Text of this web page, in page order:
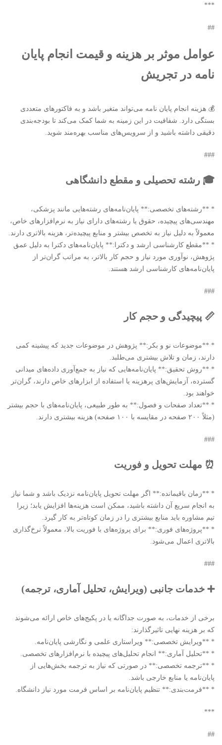
***
##
عوامل موثر بر هزینه و قیمت انجام پایان
نامه در تجریش
💰 هزینه انجام پایان نامه می‌تواند متغیر باشد و به فاکتورهای متعددی
بستگی دارد. شفافیت در این زمینه به شما کمک می‌کند تا بودجه‌بندی
دقیقی داشته باشید و از سرویس‌های مناسب بهره‌مند شوید.
###
🎓 رشته تحصیلی و مقطع دانشگاهی
* **رشته‌های تخصصی:** پایان‌نامه‌های رشته‌هایی مانند پزشکی،
مهندسی‌های پیچیده، حقوق یا رشته‌های دارای نیاز به نرم‌افزارهای خاص،
معمولاً به دلیل نیاز به تخصص بیشتر و منابع پیچیده‌تر، هزینه بالاتری دارند.
* **مقطع کارشناسی ارشد و دکترا:** پایان‌نامه‌های دکترا به دلیل عمق
پژوهش، نوآوری مورد نیاز و حجم کار بالاتر، به مراتب گران‌تر از
پایان‌نامه‌های کارشناسی ارشد هستند.
###
📏 پیچیدگی و حجم کار
* **موضوعات نو و بکر:** پژوهش در موضوعات جدید که پیشینه کمی
دارند، زمان و تلاش بیشتری می‌طلبد.
* **روش تحقیق:** پایان‌نامه‌هایی که نیاز به جمع‌آوری داده‌های میدانی
گسترده، آزمایش‌های پرهزینه یا استفاده از ابزارهای خاص دارند، گران‌تر
خواهند بود.
* **تعداد صفحات و فصول:** به طور طبیعی، پایان‌نامه‌های با حجم بیشتر
(مثلاً ۲۰۰ صفحه در مقایسه با ۱۰۰ صفحه) هزینه بیشتری دارند.
###
⏰ مهلت تحویل و فوریت
* **زمان باقیمانده:** اگر مهلت تحویل پایان‌نامه نزدیک باشد و شما نیاز
به انجام سریع آن داشته باشید، ممکن است هزینه‌ها افزایش یابد؛ زیرا
تیم مشاوره باید منابع بیشتری را در زمان کوتاه‌تر به کار گیرد.
* **پروژه‌های فوری:** برای پروژه‌های با فوریت بالا، معمولاً نرخ‌گذاری
بالاتری اعمال می‌شود.
###
➕ خدمات جانبی (ویرایش، تحلیل آماری، ترجمه)
برخی از خدمات، به صورت جداگانه یا در پکیج‌های خاص ارائه می‌شوند
که بر هزینه نهایی تاثیرگذارند:
* **ویرایش تخصصی:** ویراستاری علمی و نگارشی پایان‌نامه.
* **تحلیل آماری:** انجام تحلیل‌های پیچیده با نرم‌افزارهای تخصصی.
* **ترجمه تخصصی:** در صورتی که نیاز به ترجمه بخش‌هایی از
پایان‌نامه یا منابع خارجی باشد.
* **فرمت‌بندی:** تنظیم پایان‌نامه بر اساس فرمت مورد نیاز دانشگاه.
***
##